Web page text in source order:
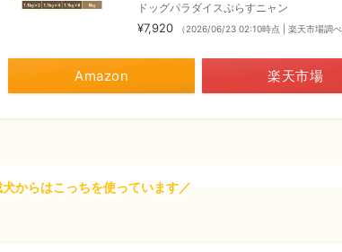
ドッグパラダイスぷらすニャン
¥7,920 （2026/06/23 02:10時点 | 楽天市場調べ
Amazon 楽天市場
犬からはこっちを使っています／